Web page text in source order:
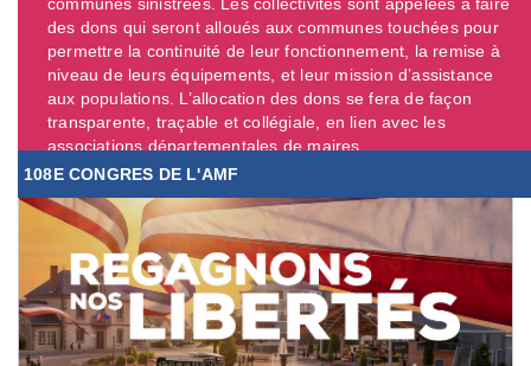
communes sinistrées. Les collectivités sont appelées à faire
des dons qui seront alloués aux communes touchées pour
permettre la continuité de leur fonctionnement, la remise à
niveau de leurs équipements, et leur mission d’assistance
aux populations. L’allocation des dons se fera de façon
transparente, traçable et collégiale, en lien avec les
associations départementales de maires. ...
108E CONGRES DE L'AMF